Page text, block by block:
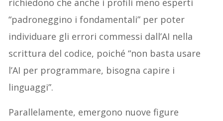
“padroneggino i fondamentali” per poter
individuare gli errori commessi dall’AI nella
scrittura del codice, poiché “non basta usare
l’AI per programmare, bisogna capire i
linguaggi”.
Parallelamente, emergono nuove figure